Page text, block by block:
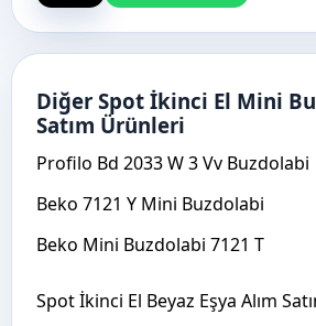
Diğer Spot İkinci El Mini
Satım Ürünleri
Profilo Bd 2033 W 3 Vv Buzdolabi
Beko 7121 Y Mini Buzdolabi
Beko Mini Buzdolabi 7121 T
Spot İkinci El Beyaz Eşya Alım